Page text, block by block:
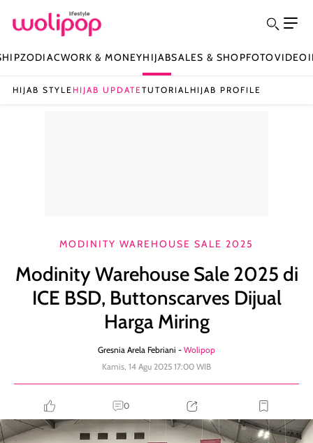
ZODIACWORK & MONEYHIJABSALES & SHOPFOTOVIDEO
HIJAB STYLE HIJAB UPDATETUTORIAL HIJAB PROFILE
MODINITY WAREHOUSE SALE 2025
Modinity Warehouse Sale 2025 di
ICE BSD, Buttonscarves Dijual
Harga Miring
Gresnia Arela Febriani - Wolipop
Kamis, 14 Agu 2025 17:00 WIB
0